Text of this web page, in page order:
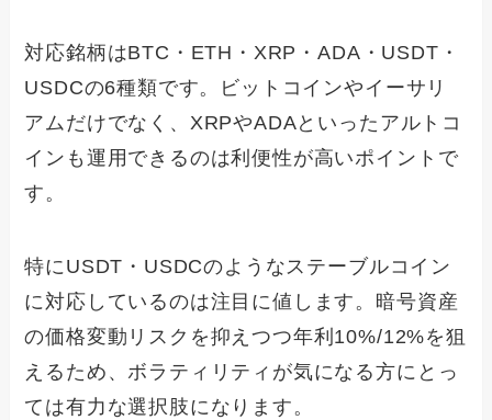
対応銘柄はBTC・ETH・XRP・ADA・USDT・
USDCの6種類です。ビットコインやイーサリ
アムだけでなく、XRPやADAといったアルトコ
インも運用できるのは利便性が高いポイントで
す。
特にUSDT・USDCのようなステーブルコイン
に対応しているのは注目に値します。暗号資産
の価格変動リスクを抑えつつ年利10%/12%を狙
えるため、ボラティリティが気になる方にとっ
ては有力な選択肢になります。